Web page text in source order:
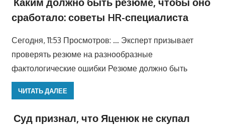
сработало: советы HR-специалиста
Сегодня, 11:53 Просмотров: … Эксперт призывает
проверять резюме на разнообразные
фактологические ошибки Резюме должно быть
ЧИТАТЬ ДАЛЕЕ
Суд признал, что Яценюк не скупал